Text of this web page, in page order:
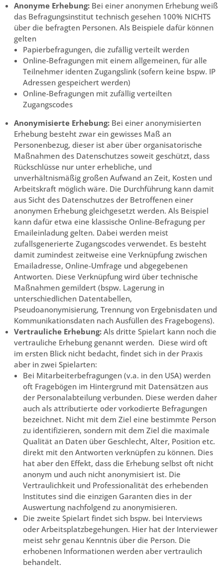
Anonyme Erhebung: Bei einer anonymen Erhebung weiß
das Befragungsinstitut technisch gesehen 100% NICHTS
über die befragten Personen. Als Beispiele dafür können
gelten
Papierbefragungen, die zufällig verteilt werden
Online-Befragungen mit einem allgemeinen, für alle
Teilnehmer identen Zugangslink (sofern keine bspw. IP
Adressen gespeichert werden)
Online-Befragungen mit zufällig verteilten
Zugangscodes
Anonymisierte Erhebung: Bei einer anonymisierten
Erhebung besteht zwar ein gewisses Maß an
Personenbezug, dieser ist aber über organisatorische
Maßnahmen des Datenschutzes soweit geschützt, dass
Rückschlüsse nur unter erhebliche, und
unverhältnismäßig großen Aufwand an Zeit, Kosten und
Arbeitskraft möglich wäre. Die Durchführung kann damit
aus Sicht des Datenschutzes der Betroffenen einer
anonymen Erhebung gleichgesetzt werden. Als Beispiel
kann dafür etwa eine klassische Online-Befragung per
Emaileinladung gelten. Dabei werden meist
zufallsgenerierte Zugangscodes verwendet. Es besteht
damit zumindest zeitweise eine Verknüpfung zwischen
Emailadresse, Online-Umfrage und abgegebenen
Antworten. Diese Verknüpfung wird über technische
Maßnahmen gemildert (bspw. Lagerung in
unterschiedlichen Datentabellen,
Pseudoanonymisierung, Trennung von Ergebnisdaten und
Kommunikationsdaten nach Ausfüllen des Fragebogens).
Vertrauliche Erhebung: Als dritte Spielart kann noch die
vertrauliche Erhebung genannt werden. Diese wird oft
im ersten Blick nicht bedacht, findet sich in der Praxis
aber in zwei Spielarten:
Bei Mitarbeiterbefragungen (v.a. in den USA) werden
oft Fragebögen im Hintergrund mit Datensätzen aus
der Personalabteilung verbunden. Diese werden daher
auch als attributierte oder vorkodierte Befragungen
bezeichnet. Nicht mit dem Ziel eine bestimmte Person
zu identifizieren, sondern mit dem Ziel die maximale
Qualität an Daten über Geschlecht, Alter, Position etc.
direkt mit den Antworten verknüpfen zu können. Dies
hat aber den Effekt, dass die Erhebung selbst oft nicht
anonym und auch nicht anonymisiert ist. Die
Vertraulichkeit und Professionalität des erhebenden
Institutes sind die einzigen Garanten dies in der
Auswertung nachfolgend zu anonymisieren.
Die zweite Spielart findet sich bspw. bei Interviews
oder Arbeitsplatzbegehungen. Hier hat der Interviewer
meist sehr genau Kenntnis über die Person. Die
erhobenen Informationen werden aber vertraulich
behandelt.